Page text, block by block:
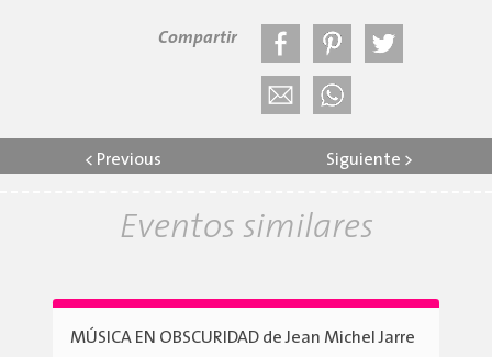
Compartir
< Previous Siguiente >
Eventos similares
MÚSICA EN OBSCURIDAD de Jean Michel Jarre